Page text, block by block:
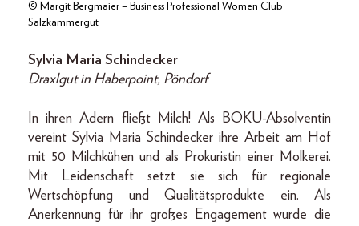
© Margit Bergmaier – Business Professional Women Club
Salzkammergut
Sylvia Maria Schindecker
Draxlgut in Haberpoint, Pöndorf
In ihren Adern fließt Milch! Als BOKU-Absolventin
vereint Sylvia Maria Schindecker ihre Arbeit am Hof
mit 50 Milchkühen und als Prokuristin einer Molkerei.
Mit Leidenschaft setzt sie sich für regionale
Wertschöpfung und Qualitätsprodukte ein. Als
Anerkennung für ihr großes Engagement wurde die